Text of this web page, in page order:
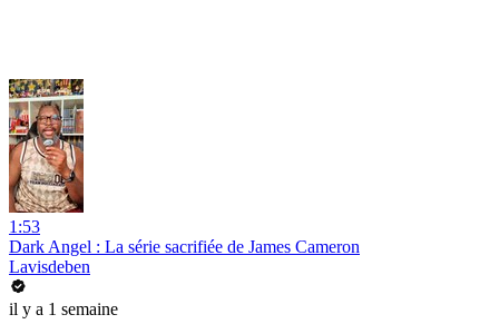
1:53
Dark Angel : La série sacrifiée de James Cameron
Lavisdeben
il y a 1 semaine